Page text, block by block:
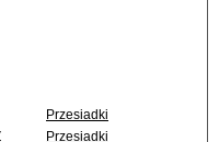
Przesiadki
Przesiadki